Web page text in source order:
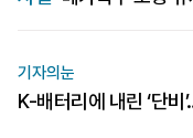
기자의눈
K-배터리에 내린 ‘단비